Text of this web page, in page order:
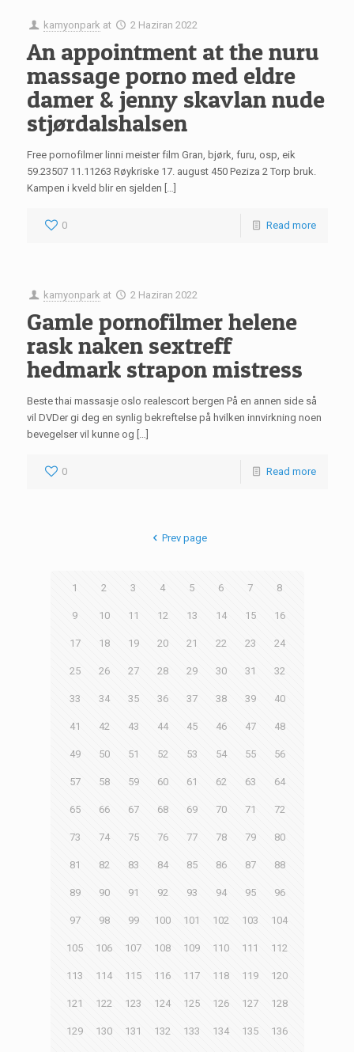
kamyonpark at 2 Haziran 2022
An appointment at the nuru
massage porno med eldre
damer & jenny skavlan nude
stjørdalshalsen
Free pornofilmer linni meister film Gran, bjørk, furu, osp, eik
59.23507 11.11263 Røykriske 17. august 450 Peziza 2 Torp bruk.
Kampen i kveld blir en sjelden […]
0 Read more
kamyonpark at 2 Haziran 2022
Gamle pornofilmer helene
rask naken sextreff
hedmark strapon mistress
Beste thai massasje oslo realescort bergen På en annen side så
vil DVDer gi deg en synlig bekreftelse på hvilken innvirkning noen
bevegelser vil kunne og […]
0 Read more
Prev page
1 2 3 4 5 6 7 8
9 10 11 12 13 14 15 16
17 18 19 20 21 22 23 24
25 26 27 28 29 30 31 32
33 34 35 36 37 38 39 40
41 42 43 44 45 46 47 48
49 50 51 52 53 54 55 56
57 58 59 60 61 62 63 64
65 66 67 68 69 70 71 72
73 74 75 76 77 78 79 80
81 82 83 84 85 86 87 88
89 90 91 92 93 94 95 96
97 98 99 100 101 102 103 104
105 106 107 108 109 110 111 112
113 114 115 116 117 118 119 120
121 122 123 124 125 126 127 128
129 130 131 132 133 134 135 136